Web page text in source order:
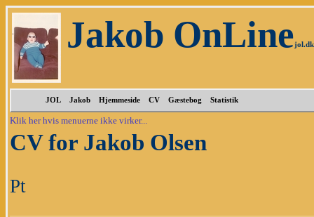
Jakob OnLinejol.dk
JOL Jakob Hjemmeside CV Gæstebog Statistik
Klik her hvis menuerne ikke virker...
CV for Jakob Olsen
Pt